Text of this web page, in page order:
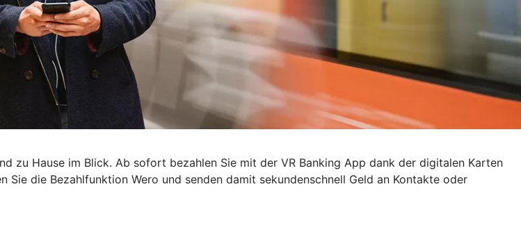
zu Hause im Blick. Ab sofort bezahlen Sie mit der VR Banking App dank der digitalen Karten
die Bezahlfunktion Wero und senden damit sekundenschnell Geld an Kontakte oder